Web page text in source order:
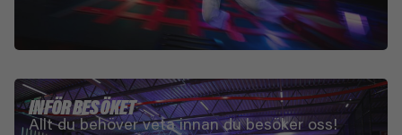
INFÖR BESÖKET
Allt du behöver veta innan du besöker oss!